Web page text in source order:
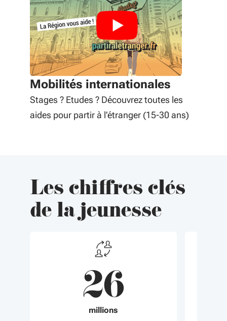
Mobilités internationales
Stages ? Etudes ? Découvrez toutes les
aides pour partir à l'étranger (15-30 ans)
Les chiffres clés
de la jeunesse
26
millions